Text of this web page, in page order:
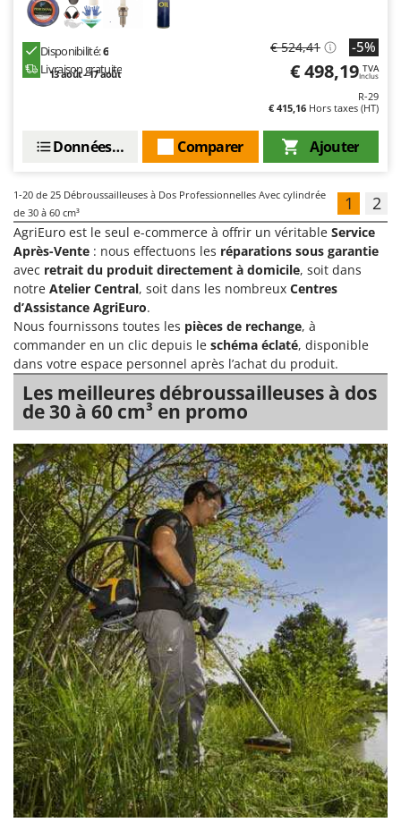
Disponibilité:6
Livraison gratuite
13 août - 17 août
€ 524,41 -5%
€ 498,19 TVA
Inclus
R-29
€ 415,16 Hors taxes (HT)
Ajouter
Comparer
Données techniques
1-20 de 25 Débroussailleuses à Dos Professionnelles Avec cylindrée
de 30 à 60 cm³
1 2
AgriEuro est le seul e-commerce à offrir un véritable Service
Après-Vente : nous effectuons les réparations sous garantie
avec retrait du produit directement à domicile, soit dans
notre Atelier Central, soit dans les nombreux Centres
d’Assistance AgriEuro.
Nous fournissons toutes les pièces de rechange, à
commander en un clic depuis le schéma éclaté, disponible
dans votre espace personnel après l’achat du produit.
Les meilleures débroussailleuses à dos
de 30 à 60 cm³ en promo